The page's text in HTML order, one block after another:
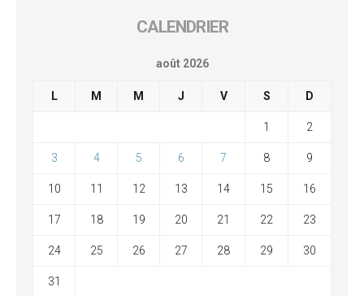
CALENDRIER
août 2026
L M M J V S D
1 2
3 4 5 6 7 8 9
10 11 12 13 14 15 16
17 18 19 20 21 22 23
24 25 26 27 28 29 30
31